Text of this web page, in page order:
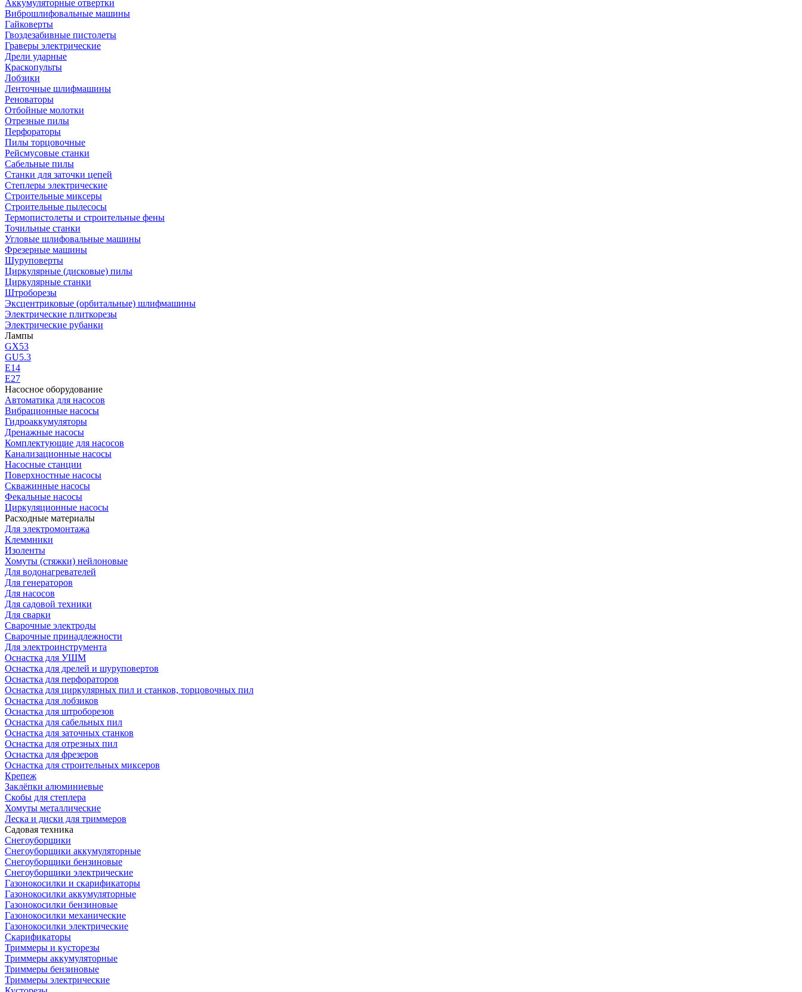
Аккумуляторные отвертки
Виброшлифовальные машины
Гайковерты
Гвоздезабивные пистолеты
Граверы электрические
Дрели ударные
Краскопульты
Лобзики
Ленточные шлифмашины
Реноваторы
Отбойные молотки
Отрезные пилы
Перфораторы
Пилы торцовочные
Рейсмусовые станки
Сабельные пилы
Станки для заточки цепей
Степлеры электрические
Строительные миксеры
Строительные пылесосы
Термопистолеты и строительные фены
Точильные станки
Угловые шлифовальные машины
Фрезерные машины
Шуруповерты
Циркулярные (дисковые) пилы
Циркулярные станки
Штроборезы
Эксцентриковые (орбитальные) шлифмашины
Электрические плиткорезы
Электрические рубанки
Лампы
GX53
GU5.3
Е14
Е27
Насосное оборудование
Автоматика для насосов
Вибрационные насосы
Гидроаккумуляторы
Дренажные насосы
Комплектующие для насосов
Канализационные насосы
Насосные станции
Поверхностные насосы
Скважинные насосы
Фекальные насосы
Циркуляционные насосы
Расходные материалы
Для электромонтажа
Клеммники
Изоленты
Хомуты (стяжки) нейлоновые
Для водонагревателей
Для генераторов
Для насосов
Для садовой техники
Для сварки
Сварочные электроды
Сварочные принадлежности
Для электроинструмента
Оснастка для УШМ
Оснастка для дрелей и шуруповертов
Оснастка для перфораторов
Оснастка для циркулярных пил и станков, торцовочных пил
Оснастка для лобзиков
Оснастка для штроборезов
Оснастка для сабельных пил
Оснастка для заточных станков
Оснастка для отрезных пил
Оснастка для фрезеров
Оснастка для строительных миксеров
Крепеж
Заклёпки алюминиевые
Скобы для степлера
Хомуты металлические
Леска и диски для триммеров
Садовая техника
Снегоуборщики
Снегоуборщики аккумуляторные
Снегоуборщики бензиновые
Снегоуборщики электрические
Газонокосилки и скарификаторы
Газонокосилки аккумуляторные
Газонокосилки бензиновые
Газонокосилки механические
Газонокосилки электрические
Скарификаторы
Триммеры и кусторезы
Триммеры аккумуляторные
Триммеры бензиновые
Триммеры электрические